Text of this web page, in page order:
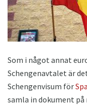
Som i något annat
Schengenavtalet är
Schengenvisum för
samla in dokument